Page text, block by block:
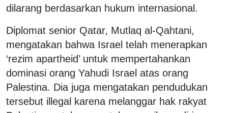
dilarang berdasarkan hukum internasional.
Diplomat senior Qatar, Mutlaq al-Qahtani,
mengatakan bahwa Israel telah menerapkan
‘rezim apartheid’ untuk mempertahankan
dominasi orang Yahudi Israel atas orang
Palestina. Dia juga mengatakan pendudukan
tersebut illegal karena melanggar hak rakyat